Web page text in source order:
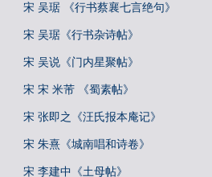
宋 吴琚 《行书蔡襄七言绝句》
宋 吴琚《行书杂诗帖》
宋 吴说《门内星聚帖》
宋 宋 米芾 《蜀素帖》
宋 张即之《汪氏报本庵记》
宋 朱熹《城南唱和诗卷》
宋 李建中《土母帖》